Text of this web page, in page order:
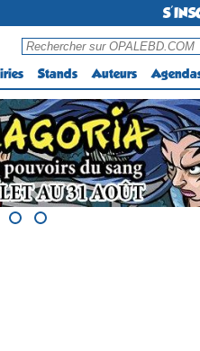
Stands Auteurs